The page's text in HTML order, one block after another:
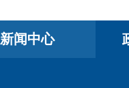
新闻中心